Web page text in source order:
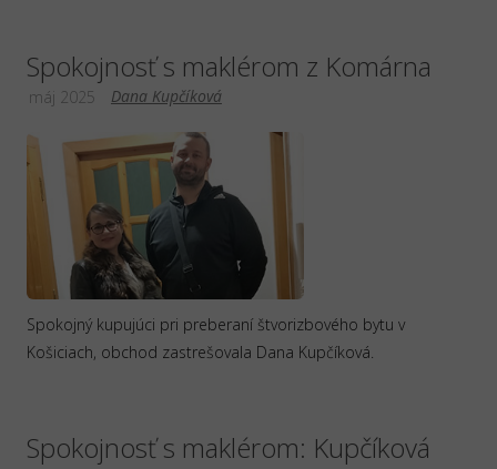
Spokojnosť s maklérom z Komárna
Dana Kupčíková
máj 2025
Spokojný kupujúci pri preberaní štvorizbového bytu v
Košiciach, obchod zastrešovala Dana Kupčíková.
Spokojnosť s maklérom: Kupčíková